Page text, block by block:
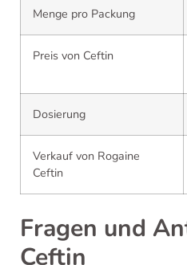
Menge pro Packung
Preis von Ceftin
Dosierung
Verkauf von Rogaine
Ceftin
Fragen und
Ceftin